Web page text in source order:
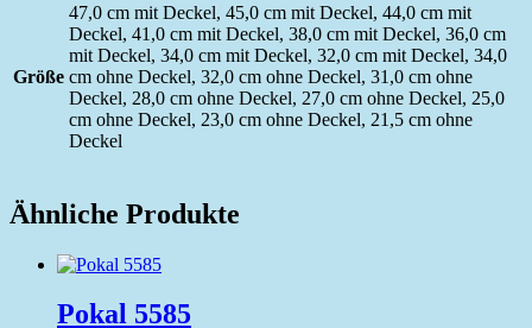
Größe
47,0 cm mit Deckel, 45,0 cm mit Deckel, 44,0 cm mit
Deckel, 41,0 cm mit Deckel, 38,0 cm mit Deckel, 36,0 cm
mit Deckel, 34,0 cm mit Deckel, 32,0 cm mit Deckel, 34,0
cm ohne Deckel, 32,0 cm ohne Deckel, 31,0 cm ohne
Deckel, 28,0 cm ohne Deckel, 27,0 cm ohne Deckel, 25,0
cm ohne Deckel, 23,0 cm ohne Deckel, 21,5 cm ohne
Deckel
Ähnliche Produkte
Pokal 5585